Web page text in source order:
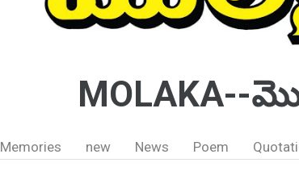
MOLAKA--
Memories new News Poem